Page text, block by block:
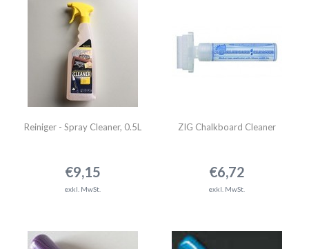
Reiniger - Spray Cleaner, 0.5L
€9,15
exkl. MwSt.
ZIG Chalkboard Cleaner
€6,72
exkl. MwSt.